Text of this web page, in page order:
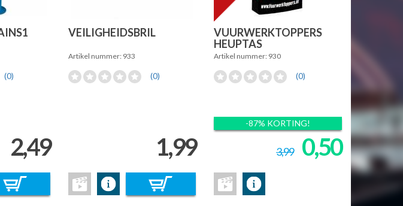
(0)
2,49
VEILIGHEIDSBRIL
Artikel nummer: 933
(0)
1,99
VUURWERKTOPPERS
HEUPTAS
Artikel nummer: 930
(0)
3,99 0,50
-87% KORTING!